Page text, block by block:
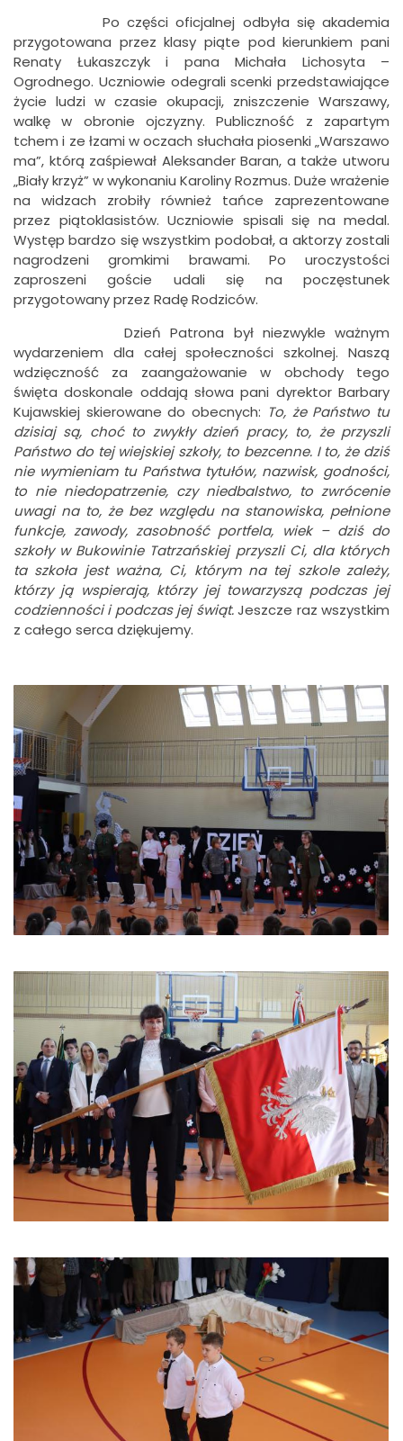
Po części oficjalnej odbyła się akademia
przygotowana przez klasy piąte pod kierunkiem pani
Renaty Łukaszczyk i pana Michała Lichosyta –
Ogrodnego. Uczniowie odegrali scenki przedstawiające
życie ludzi w czasie okupacji, zniszczenie Warszawy,
walkę w obronie ojczyzny. Publiczność z zapartym
tchem i ze łzami w oczach słuchała piosenki „Warszawo
ma”, którą zaśpiewał Aleksander Baran, a także utworu
„Biały krzyż” w wykonaniu Karoliny Rozmus. Duże wrażenie
na widzach zrobiły również tańce zaprezentowane
przez piątoklasistów. Uczniowie spisali się na medal.
Występ bardzo się wszystkim podobał, a aktorzy zostali
nagrodzeni gromkimi brawami. Po uroczystości
zaproszeni goście udali się na poczęstunek
przygotowany przez Radę Rodziców.
Dzień Patrona był niezwykle ważnym
wydarzeniem dla całej społeczności szkolnej. Naszą
wdzięczność za zaangażowanie w obchody tego
święta doskonale oddają słowa pani dyrektor Barbary
Kujawskiej skierowane do obecnych: To, że Państwo tu
dzisiaj są, choć to zwykły dzień pracy, to, że przyszli
Państwo do tej wiejskiej szkoły, to bezcenne. I to, że dziś
nie wymieniam tu Państwa tytułów, nazwisk, godności,
to nie niedopatrzenie, czy niedbalstwo, to zwrócenie
uwagi na to, że bez względu na stanowiska, pełnione
funkcje, zawody, zasobność portfela, wiek – dziś do
szkoły w Bukowinie Tatrzańskiej przyszli Ci, dla których
ta szkoła jest ważna, Ci, którym na tej szkole zależy,
którzy ją wspierają, którzy jej towarzyszą podczas jej
codzienności i podczas jej świąt.Jeszcze raz wszystkim
z całego serca dziękujemy.